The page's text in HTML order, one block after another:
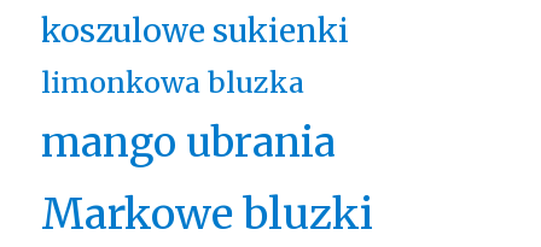
koszulowe sukienki
limonkowa bluzka
mango ubrania
Markowe bluzki